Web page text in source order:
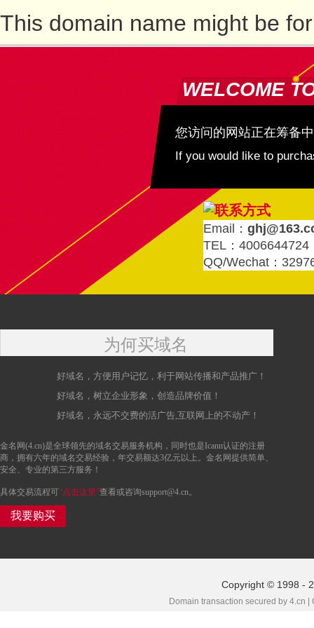
This domain name might be
WELCOME
您访问的网站正在筹备
If you would like to
Email：
TEL：4006644724
QQ/Wechat：
为何买域名
好域名，方便用户记忆，利于网站传播和产品推广！
好域名，树立企业形象，创造品牌价值！
好域名，永远不交费的活广告,互联网上的不动产！
金名网(4.cn)是全球领先的域名交易服务机构，同时也是Icann认证的注册
商，拥有六年的域名交易经验，年交易额达3亿元以上。金名网提供简单、
安全、专业的第三方服务！
具体交易流程可“点击这里”查看或咨询support@4.cn。
我要购买
Copyright © 1998 -
Domain transaction secured by 4.cn